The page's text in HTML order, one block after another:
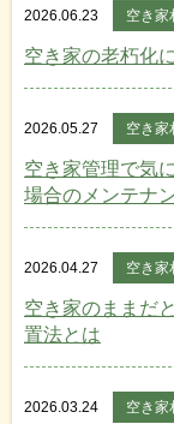
2026.06.23 空き家
空き家の老朽化
2026.05.27 空き家
空き家管理で気
場合のメンテナ
2026.04.27 空き家
空き家のままだ
置法とは
2026.03.24 空き家